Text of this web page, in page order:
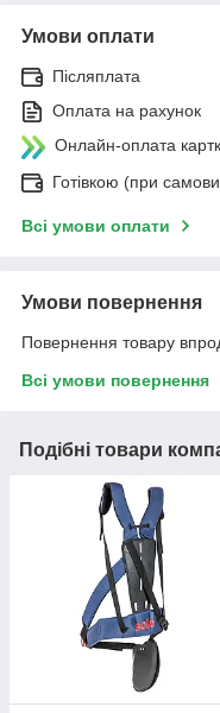
Умови оплати
Післяплата
Оплата на рахунок
Онлайн-оплата
Готівкою (при
Всі умови оплати
Умови повернення
Повернення товару
Всі умови повернення
Подібні товари